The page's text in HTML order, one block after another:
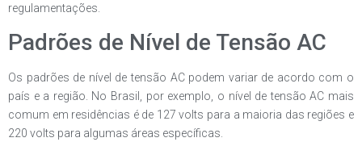
regulamentações.
Padrões de Nível de Tensão AC
Os padrões de nível de tensão AC podem variar de acordo com o
país e a região. No Brasil, por exemplo, o nível de tensão AC mais
comum em residências é de 127 volts para a maioria das regiões e
220 volts para algumas áreas específicas.